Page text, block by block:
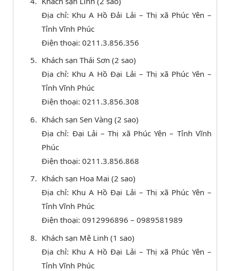
Địa chỉ: Khu A Hồ Đải Lải – Thị xã Phúc Yên –
Tỉnh Vĩnh Phúc
Điện thoại: 0211.3.856.356
Khách sạn Thái Sơn (2 sao)
Địa chỉ: Khu A Hồ Đại Lải – Thị xã Phúc Yên –
Tỉnh Vĩnh Phúc
Điện thoại: 0211.3.856.308
Khách sạn Sen Vàng (2 sao)
Địa chỉ: Đại Lải – Thị xã Phúc Yên – Tỉnh Vĩnh
Phúc
Điện thoại: 0211.3.856.868
Khách sạn Hoa Mai (2 sao)
Địa chỉ: Khu A Hồ Đại Lải – Thị xã Phúc Yên –
Tỉnh Vĩnh Phúc
Điện thoại: 0912996896 – 0989581989
Khách sạn Mê Linh (1 sao)
Địa chỉ: Khu A Hồ Đại Lải – Thị xã Phúc Yên –
Tỉnh Vĩnh Phúc